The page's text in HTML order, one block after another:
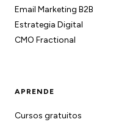
Email Marketing B2B
Estrategia Digital
CMO Fractional
APRENDE
Cursos gratuitos